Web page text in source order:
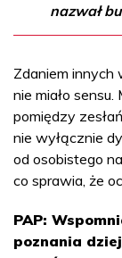
nazwał
Zdaniem innych
nie miało
pomiędzy
nie wyłącznie
od osobistego
co sprawia, że
PAP:
poznania